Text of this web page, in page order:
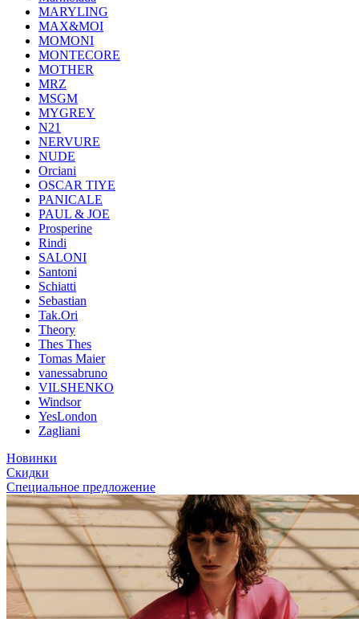
MARYLING
MAX&MOI
MOMONI
MONTECORE
MOTHER
MRZ
MSGM
MYGREY
N21
NERVURE
NUDE
Orciani
OSCAR TIYE
PANICALE
PAUL & JOE
Prosperine
Rindi
SALONI
Santoni
Schiatti
Sebastian
Tak.Ori
Theory
Thes Thes
Tomas Maier
vanessabruno
VILSHENKO
Windsor
YesLondon
Zagliani
Новинки
Скидки
Специальное предложение